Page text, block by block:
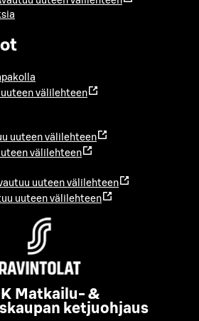
välilehteen
uuteen välilehteen
välilehteen
uuteen välilehteen
uuteen välilehteen
Matkailu- &
ketjuohjaus